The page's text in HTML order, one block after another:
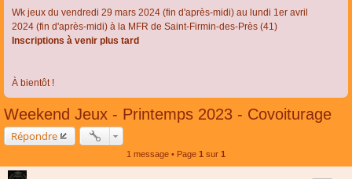
Wk jeux du vendredi 29 mars 2024 (fin d'après-midi) au lundi 1er avril
2024 (fin d'après-midi) à la MFR de Saint-Firmin-des-Près (41)
Inscriptions à venir plus tard
À bientôt !
Weekend Jeux - Printemps 2023 - Covoiturage
Répondre
1 message • Page 1 sur 1